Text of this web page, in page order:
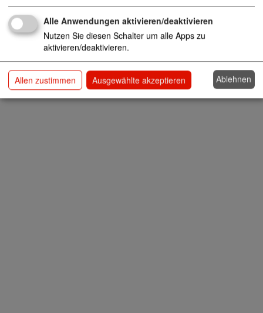
Alle Anwendungen aktivieren/deaktivieren
Nutzen Sie diesen Schalter um alle Apps zu
aktivieren/deaktivieren.
Allen zustimmen Ausgewählte akzeptieren Ablehnen